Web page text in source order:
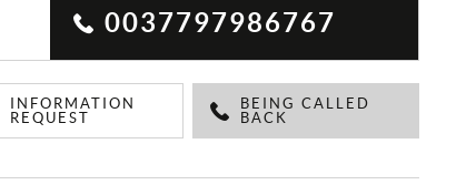
0037797986767
INFORMATION
REQUEST
BEING CALLED
BACK